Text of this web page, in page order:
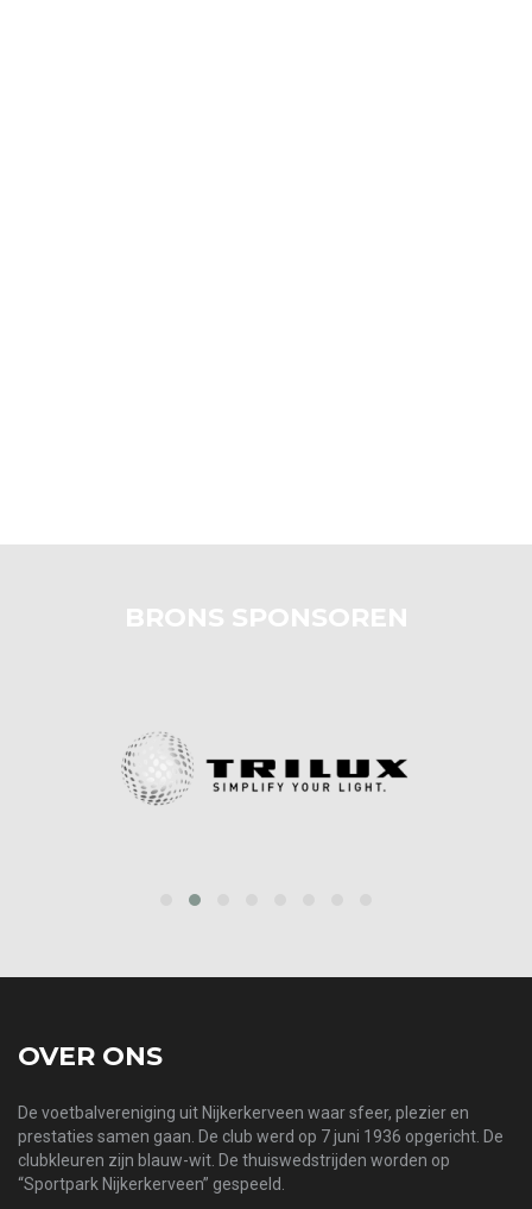
BRONS SPONSOREN
OVER ONS
De voetbalvereniging uit Nijkerkerveen waar sfeer, plezier en
prestaties samen gaan. De club werd op 7 juni 1936 opgericht. De
clubkleuren zijn blauw-wit. De thuiswedstrijden worden op
“Sportpark Nijkerkerveen” gespeeld.